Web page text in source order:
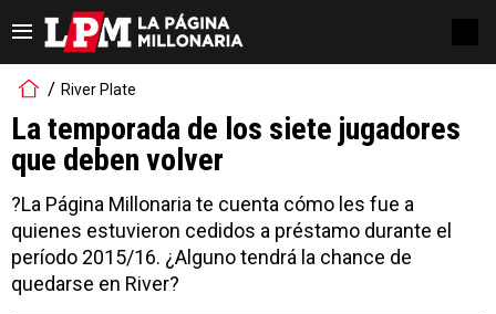
River Plate
La temporada de los siete jugadores
que deben volver
?La Página Millonaria te cuenta cómo les fue a
quienes estuvieron cedidos a préstamo durante el
período 2015/16. ¿Alguno tendrá la chance de
quedarse en River?